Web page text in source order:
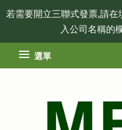
若需要開立三聯式發票,請
入公司名稱的
選單